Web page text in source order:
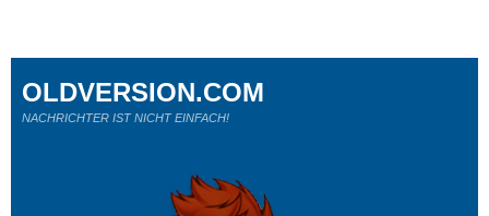
OLDVERSION.COM
NACHRICHTER IST NICHT EINFACH!